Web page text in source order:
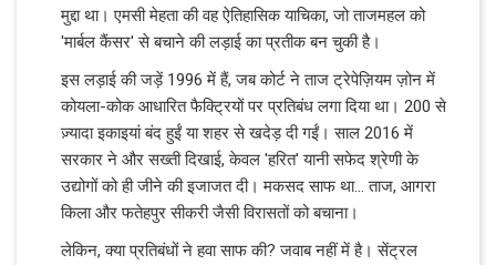
मुद्दा था। एमसी मेहता की वह ऐतिहासिक याचिका, जो ताजमहल को
'मार्बल कैंसर' से बचाने की लड़ाई का प्रतीक बन चुकी है।
इस लड़ाई की जड़ें 1996 में हैं, जब कोर्ट ने ताज ट्रेपेज़ियम ज़ोन में
कोयला-कोक आधारित फैक्ट्रियों पर प्रतिबंध लगा दिया था। 200 से
ज़्यादा इकाइयां बंद हुईं या शहर से खदेड़ दी गईं। साल 2016 में
सरकार ने और सख्ती दिखाई, केवल 'हरित' यानी सफेद श्रेणी के
उद्योगों को ही जीने की इजाजत दी। मकसद साफ था... ताज, आगरा
किला और फतेहपुर सीकरी जैसी विरासतों को बचाना।
लेकिन, क्या प्रतिबंधों ने हवा साफ की? जवाब नहीं में है। सेंट्रल